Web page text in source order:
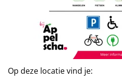
Op deze locatie vind je: